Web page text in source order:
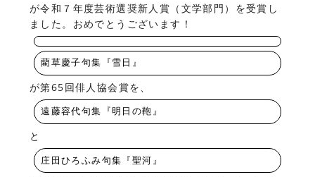
が令和７年度芸術選奨新人賞（文学部門）を受賞し
ました。おめでとうございます！
藺草慶子句集『雪日』
が第65回俳人協会賞を、
遠藤容代句集『明日の鞄』
と
庄田ひろふみ句集『聖河』